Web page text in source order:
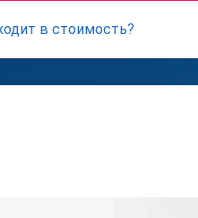
в стоимость?